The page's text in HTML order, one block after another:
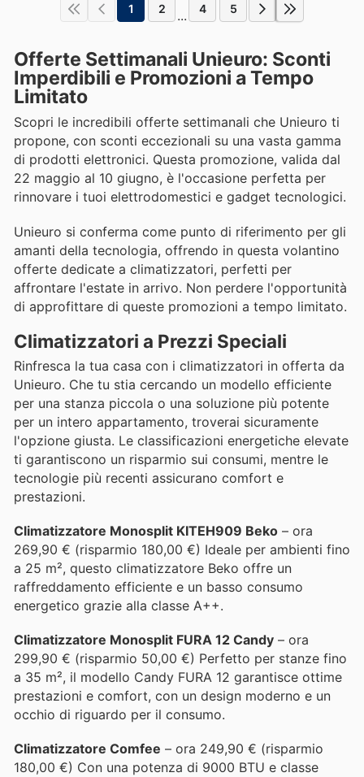
1 2 ... 4 5
Offerte Settimanali Unieuro: Sconti
Imperdibili e Promozioni a Tempo
Limitato
Scopri le incredibili offerte settimanali che Unieuro ti
propone, con sconti eccezionali su una vasta gamma
di prodotti elettronici. Questa promozione, valida dal
22 maggio al 10 giugno, è l'occasione perfetta per
rinnovare i tuoi elettrodomestici e gadget tecnologici.
Unieuro si conferma come punto di riferimento per gli
amanti della tecnologia, offrendo in questa volantino
offerte dedicate a climatizzatori, perfetti per
affrontare l'estate in arrivo. Non perdere l'opportunità
di approfittare di queste promozioni a tempo limitato.
Climatizzatori a Prezzi Speciali
Rinfresca la tua casa con i climatizzatori in offerta da
Unieuro. Che tu stia cercando un modello efficiente
per una stanza piccola o una soluzione più potente
per un intero appartamento, troverai sicuramente
l'opzione giusta. Le classificazioni energetiche elevate
ti garantiscono un risparmio sui consumi, mentre le
tecnologie più recenti assicurano comfort e
prestazioni.
Climatizzatore Monosplit KITEH909 Beko – ora
269,90 € (risparmio 180,00 €) Ideale per ambienti fino
a 25 m², questo climatizzatore Beko offre un
raffreddamento efficiente e un basso consumo
energetico grazie alla classe A++.
Climatizzatore Monosplit FURA 12 Candy – ora
299,90 € (risparmio 50,00 €) Perfetto per stanze fino
a 35 m², il modello Candy FURA 12 garantisce ottime
prestazioni e comfort, con un design moderno e un
occhio di riguardo per il consumo.
Climatizzatore Comfee – ora 249,90 € (risparmio
180,00 €) Con una potenza di 9000 BTU e classe